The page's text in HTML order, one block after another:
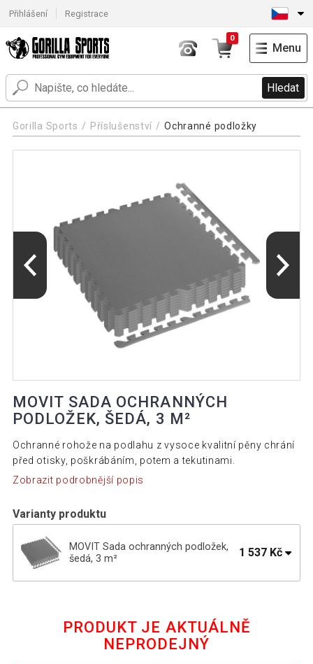
Přihlášení Registrace
Hledat
0
Menu
Gorilla Sports Příslušenství Ochranné podložky
MOVIT SADA OCHRANNÝCH
PODLOŽEK, ŠEDÁ, 3 M²
Ochranné rohože na podlahu z vysoce kvalitní pěny chrání
před otisky, poškrábáním, potem a tekutinami.
Zobrazit podrobnější popis
Varianty produktu
MOVIT Sada ochranných podložek,
šedá, 3 m²
1 537 Kč
MOVIT Sada ochranných podložek,
PRODUKT JE AKTUÁLNĚ
NEPRODEJNÝ